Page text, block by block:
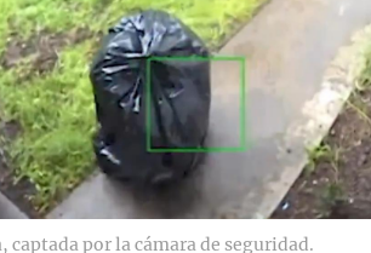
captada por la cámara de seguridad.